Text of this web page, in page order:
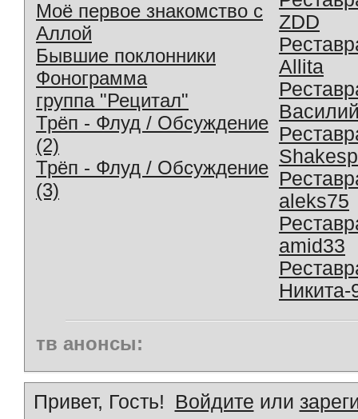
Моё первое знакомство с
Аллой
Бывшие поклонники
Фонограмма
группа "Рецитал"
Трёп - Флуд / Обсуждение
(2)
Трёп - Флуд / Обсуждение
(3)
ZDD
Allita
aleks75
amid33
Никита-
тв анонсы:
Привет, Гость! Войдите или